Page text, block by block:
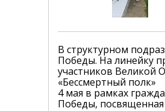
В структурном
Победы. На линейку
участников Великой
«Бессмертный полк»
4 мая в рамках
Победы,